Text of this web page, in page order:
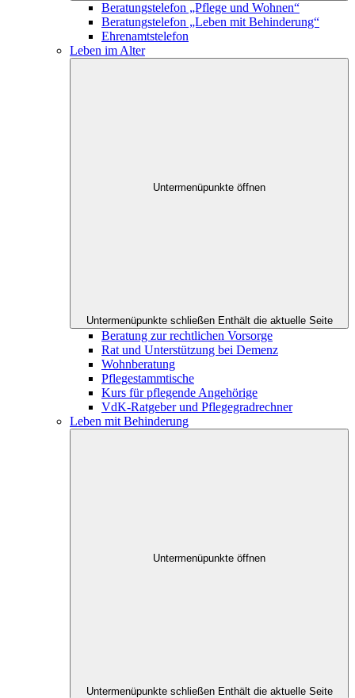
Beratungstelefon „Pflege und Wohnen“
Beratungstelefon „Leben mit Behinderung“
Ehrenamtstelefon
Leben im Alter
Untermenüpunkte öffnen
Untermenüpunkte schließen Enthält die aktuelle Seite
Beratung zur rechtlichen Vorsorge
Rat und Unterstützung bei Demenz
Wohnberatung
Pflegestammtische
Kurs für pflegende Angehörige
VdK-Ratgeber und Pflegegradrechner
Leben mit Behinderung
Untermenüpunkte öffnen
Untermenüpunkte schließen Enthält die aktuelle Seite